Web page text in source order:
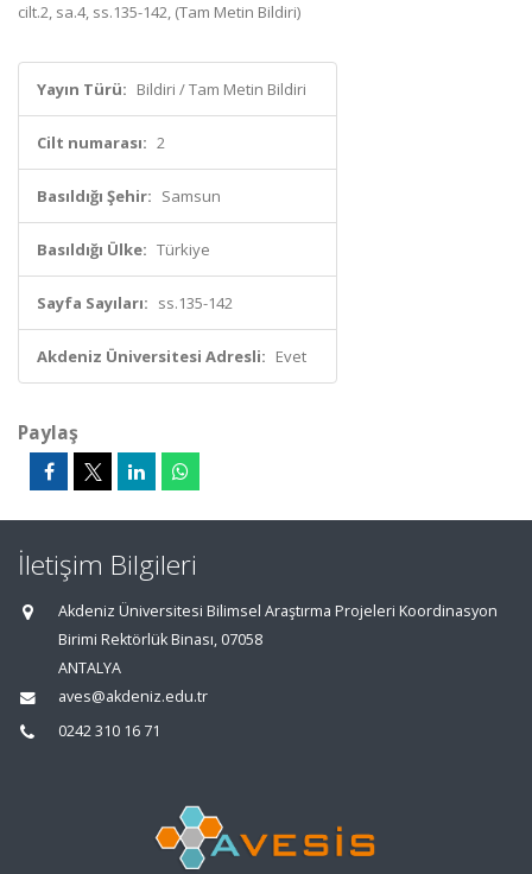
cilt.2, sa.4, ss.135-142, (Tam Metin Bildiri)
Yayın Türü: Bildiri / Tam Metin Bildiri
Cilt numarası: 2
Basıldığı Şehir: Samsun
Basıldığı Ülke: Türkiye
Sayfa Sayıları: ss.135-142
Akdeniz Üniversitesi Adresli: Evet
Paylaş
İletişim Bilgileri
Akdeniz Üniversitesi Bilimsel Araştırma Projeleri Koordinasyon
Birimi Rektörlük Binası, 07058
ANTALYA
aves@akdeniz.edu.tr
0242 310 16 71